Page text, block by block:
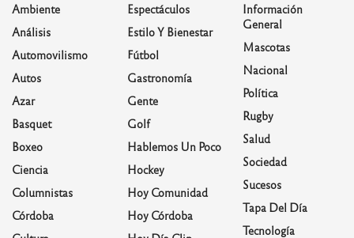
Ambiente
Análisis
Automovilismo
Autos
Azar
Basquet
Boxeo
Ciencia
Columnistas
Córdoba
Espectáculos
Estilo Y Bienestar
Fútbol
Gastronomía
Gente
Golf
Hablemos Un Poco
Hockey
Hoy Comunidad
Hoy Córdoba
Información
General
Mascotas
Nacional
Política
Rugby
Salud
Sociedad
Sucesos
Tapa Del Día
Tecnología